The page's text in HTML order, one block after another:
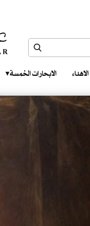
الاهداء الابحارات الخمسة ‎ ‎ ‎